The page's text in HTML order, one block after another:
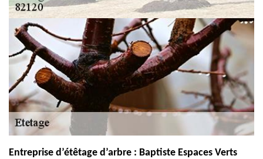
Entreprise d’étêtage d’arbre : Baptiste Espaces Verts